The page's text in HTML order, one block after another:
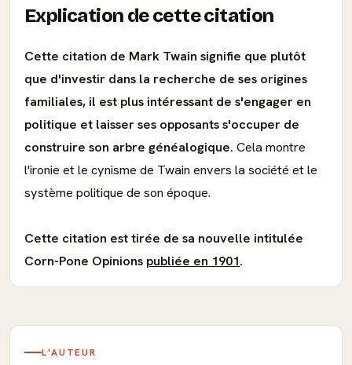
Explication de cette citation
Cette citation de Mark Twain signifie que plutôt
que d'investir dans la recherche de ses origines
familiales, il est plus intéressant de s'engager en
politique et laisser ses opposants s'occuper de
construire son arbre généalogique. Cela montre
l'ironie et le cynisme de Twain envers la société et le
système politique de son époque.
Cette citation est tirée de sa nouvelle intitulée
Corn-Pone Opinions publiée en 1901.
L'AUTEUR